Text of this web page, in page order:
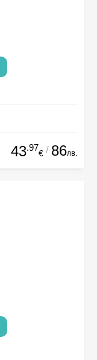
43.97
€ / 86лв.